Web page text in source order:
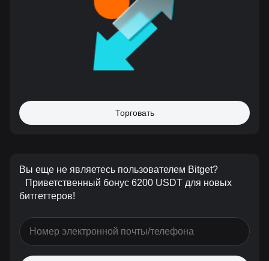
Торговать
Вы еще не являетесь пользователем Bitget?
Приветственный бонус 6200 USDT для новых
битгеттеров!